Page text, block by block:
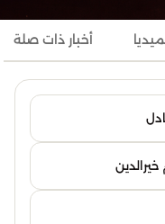
أخبار ذات صلة